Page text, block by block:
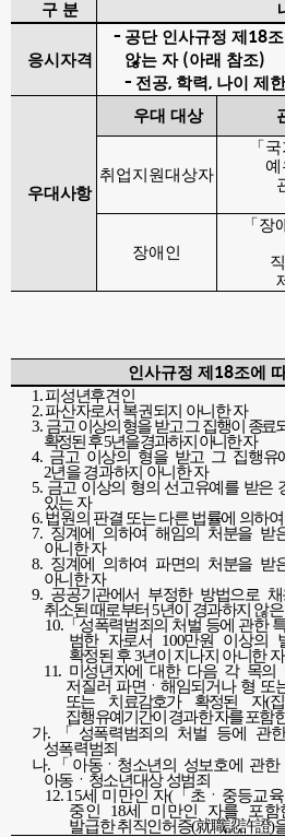
구 분
응시자격
- 공단 인사규정 제 18조
않는 자 (아래 참조)
- 전공, 학력, 나이 제
우대사항
우대 대상
취업지원대상자
「
예
장애인
「 장
인사규정 제 18조에
1.피성년후견인
2.파산자로서 복권되지 아니한 자
3. 금고 이상의 형을 받고 그 집행이 종료
확정된 후5년을 경과하지 아니한 자
4. 금고 이상의 형을 받고 그 집행유
2년을 경과하지 아니한 자
5. 금고 이상의 형의 선고유예를 받은
있는 자
6.법원의 판결 또는 다른 법률에 의하
7. 징계에 의하여 해임의 처분을 받
아니한 자
8. 징계에 의하여 파면의 처분을 받
아니한 자
9. 공공기관에서 부정한 방법으로
취소된 때로부터5년이 경과하지 않
10.「 성폭력범죄의 처벌 등에 관한
범한 자로서 100만원 이상의
확정된 후3년이 지나지 아니한 자
11. 미성년자에 대한 다음 각 목의
저질러 파면 ㆍ 해임되거나 형 또
또는 치료감호가 확정된 자(
집행유예기간이 경과한 자를 포함
가.「 성폭력범죄의 처벌 등에 관
성폭력범죄
나.「 아동ㆍ 청소년의 성보호에 관한
아동ㆍ 청소년대상 성범죄
12.15세 미만인 자(「 초 ㆍ 중등교
중인 18세 미만인 자를 포함
발급한 취직인허증(就職認許證)